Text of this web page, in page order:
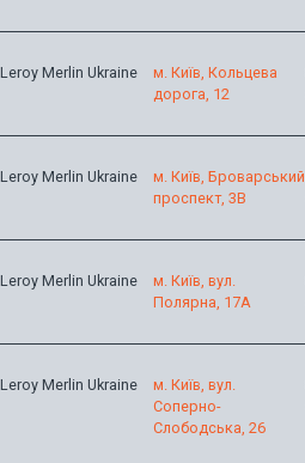
Leroy Merlin Ukraine
м. Київ, Кольцева
дорога, 12
Leroy Merlin Ukraine
м. Київ, Броварський
проспект, 3В
Leroy Merlin Ukraine
м. Київ, вул.
Полярна, 17А
Leroy Merlin Ukraine
м. Київ, вул.
Соперно-
Слободська, 26